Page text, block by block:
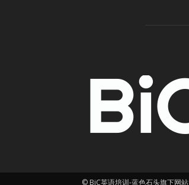
© BiC英语培训-蓝色石头旗下网站